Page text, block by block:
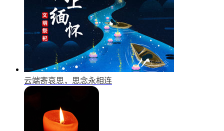
云端寄哀思，思念永相连